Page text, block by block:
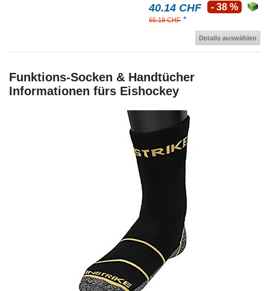
40.14 CHF
65.19 CHF *
- 38 %
Details auswählen
Funktions-Socken & Handtücher
Informationen fürs Eishockey